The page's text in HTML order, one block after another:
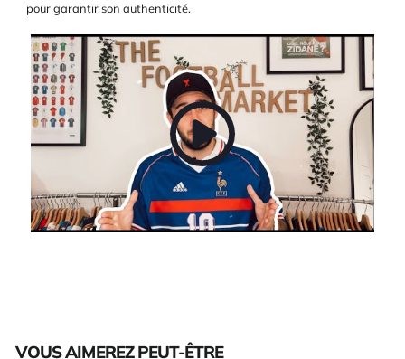
pour garantir son authenticité.
VOUS AIMEREZ PEUT-ÊTRE